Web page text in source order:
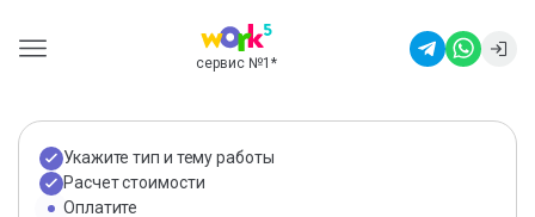
сервис №1 *
Укажите тип и тему работы
Расчет стоимости
Оплатите